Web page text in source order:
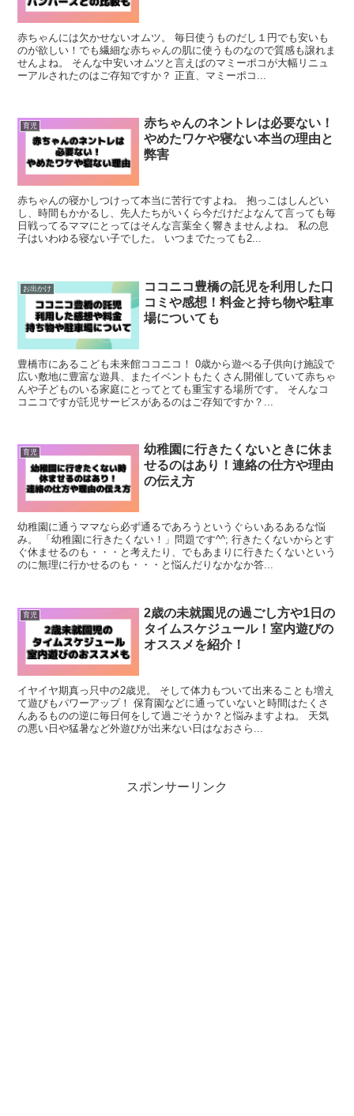
赤ちゃんには欠かせないオムツ。 毎日使うものだし１円でも安いも
のが欲しい！でも繊細な赤ちゃんの肌に使うものなので質感も譲れま
せんよね。 そんな中安いオムツと言えばのマミーポコが大幅リニュ
ーアルされたのはご存知ですか？ 正直、マミーポコ...
育児
赤ちゃんのネントレは必要ない！
やめたワケや寝ない本当の理由と
弊害
赤ちゃんの寝かしつけって本当に苦行ですよね。 抱っこはしんどい
し、時間もかかるし、先人たちがいくら今だけだよなんて言っても毎
日戦ってるママにとってはそんな言葉全く響きませんよね。 私の息
子はいわゆる寝ない子でした。 いつまでたっても2...
お出かけ
ココニコ豊橋の託児を利用した口
コミや感想！料金と持ち物や駐車
場についても
豊橋市にあるこども未来館ココニコ！ 0歳から遊べる子供向け施設で
広い敷地に豊富な遊具、またイベントもたくさん開催していて赤ちゃ
んや子どものいる家庭にとってとても重宝する場所です。 そんなコ
コニコですが託児サービスがあるのはご存知ですか？...
育児
幼稚園に行きたくないときに休ま
せるのはあり！連絡の仕方や理由
の伝え方
幼稚園に通うママなら必ず通るであろうというぐらいあるあるな悩
み。 「幼稚園に行きたくない！」問題です^^; 行きたくないからとす
ぐ休ませるのも・・・と考えたり、でもあまりに行きたくないという
のに無理に行かせるのも・・・と悩んだりなかなか答...
育児
2歳の未就園児の過ごし方や1日の
タイムスケジュール！室内遊びの
オススメを紹介！
イヤイヤ期真っ只中の2歳児。 そして体力もついて出来ることも増え
て遊びもパワーアップ！ 保育園などに通っていないと時間はたくさ
んあるものの逆に毎日何をして過ごそうか？と悩みますよね。 天気
の悪い日や猛暑など外遊びが出来ない日はなおさら...
スポンサーリンク